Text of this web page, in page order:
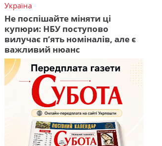
Україна
Не поспішайте міняти ці
купюри: НБУ поступово
вилучає п’ять номіналів, але є
важливий нюанс